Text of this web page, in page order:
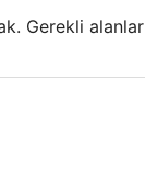
Gerekli alanlar